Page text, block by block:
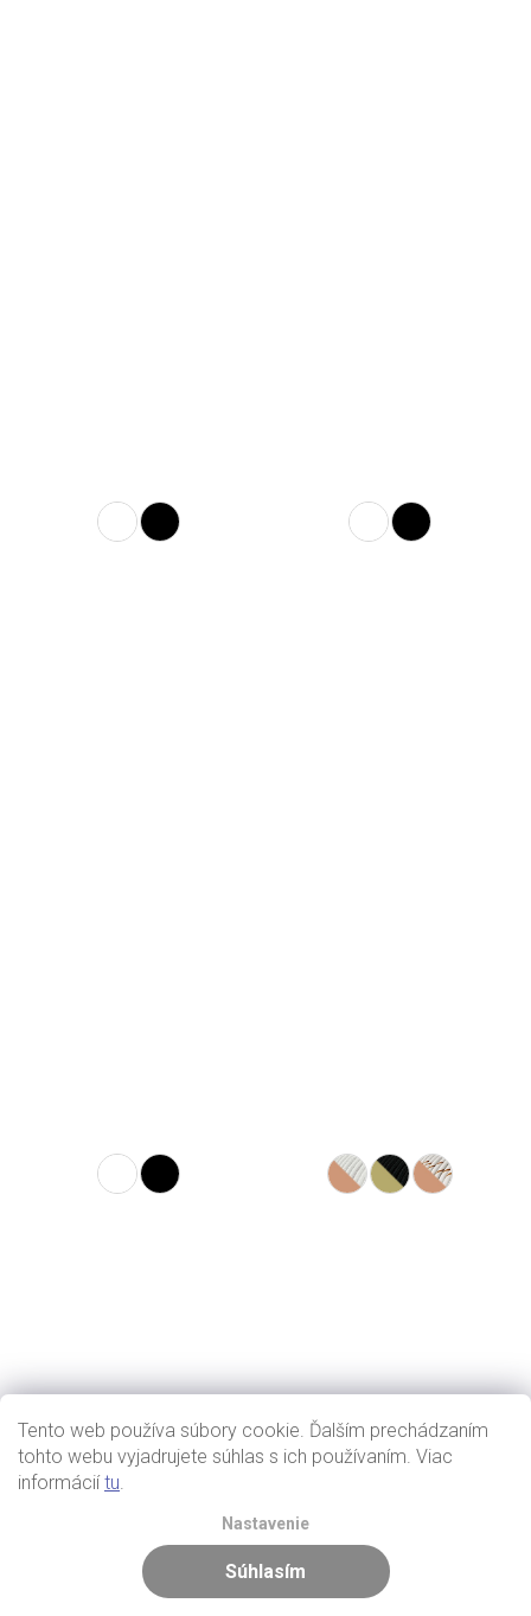
Tento web používa súbory cookie. Ďalším prechádzaním
tohto webu vyjadrujete súhlas s ich používaním. Viac
informáciítu.
Nastavenie
Súhlasím